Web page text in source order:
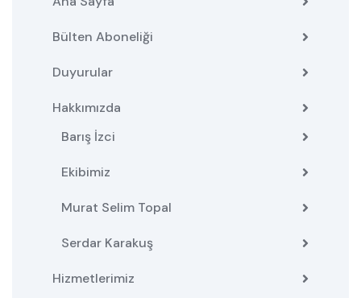
Bülten Aboneliği
Duyurular
Hakkımızda
Barış İzci
Ekibimiz
Murat Selim Topal
Serdar Karakuş
Hizmetlerimiz